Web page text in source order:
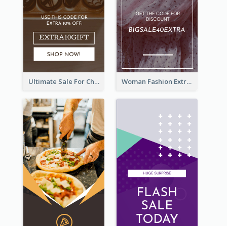
Ultimate Sale For Chocolate And Candies Wide Skyscraper Banner Woman Fashion Extra Sale Wide Skyscraper Banner